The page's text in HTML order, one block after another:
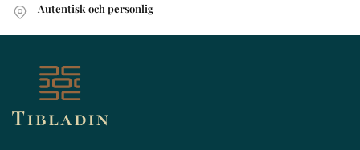
Autentisk och personlig